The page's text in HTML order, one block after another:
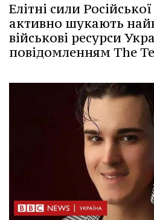
Елітні сили
активно шукають
військові ресурси
повідомленням The